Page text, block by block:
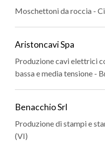
Moschettoni da roccia -
Aristoncavi Spa
Produzione cavi elettrici
bassa e media tensione -
Benacchio Srl
Produzione di stampi e
(VI)